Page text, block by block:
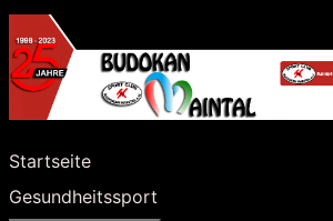
Startseite
Gesundheitssport